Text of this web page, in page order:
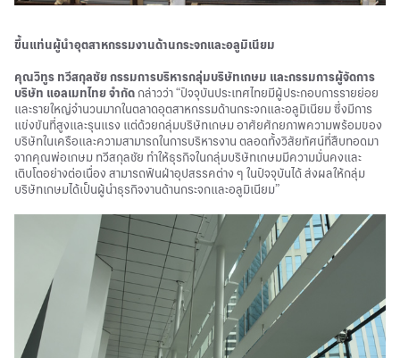
ขึ้นแท่นผู้นำอุตสาหกรรมงานด้านกระจกและอลูมิเนียม
คุณวิทูร ทวีสกุลชัย กรรมการบริหารกลุ่มบริษัทเกษม และกรรมการผู้จัดการ
บริษัท แอลเมทไทย จำกัด กล่าวว่า “ปัจจุบันประเทศไทยมีผู้ประกอบการรายย่อย
และรายใหญ่จำนวนมากในตลาดอุตสาหกรรมด้านกระจกและอลูมิเนียม ซึ่งมีการ
แข่งขันที่สูงและรุนแรง แต่ด้วยกลุ่มบริษัทเกษม อาศัยศักยภาพความพร้อมของ
บริษัทในเครือและความสามารถในการบริหารงาน ตลอดทั้งวิสัยทัศน์ที่สืบทอดมา
จากคุณพ่อเกษม ทวีสกุลชัย ทำให้ธุรกิจในกลุ่มบริษัทเกษมมีความมั่นคงและ
เติบโตอย่างต่อเนื่อง สามารถฟันฝ่าอุปสรรคต่าง ๆ ในปัจจุบันได้ ส่งผลให้กลุ่ม
บริษัทเกษมได้เป็นผู้นำธุรกิจงานด้านกระจกและอลูมิเนียม”